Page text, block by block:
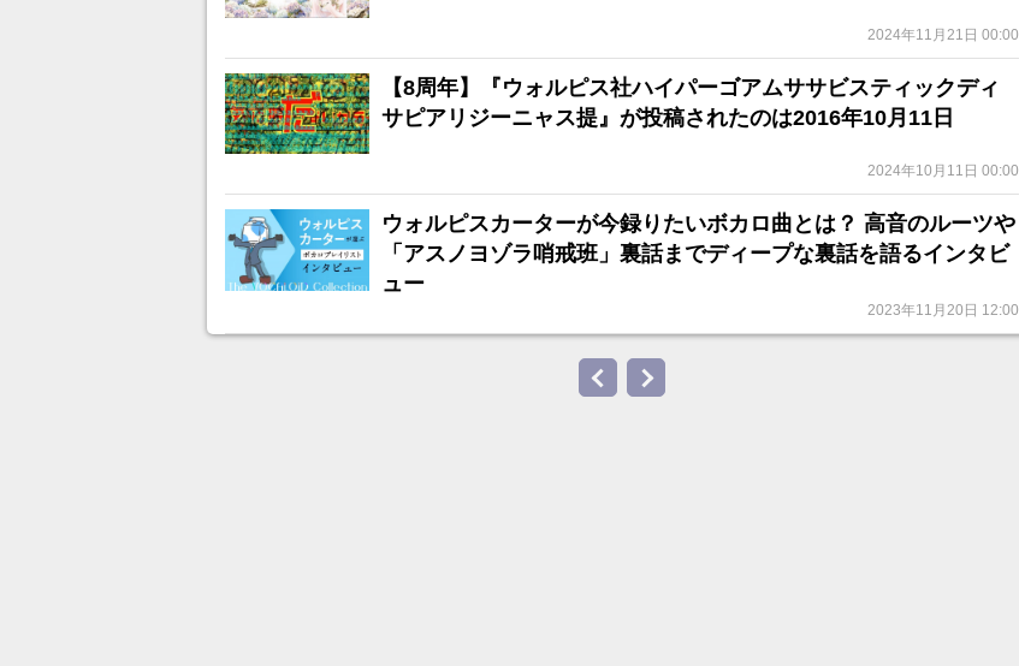
2024年11月21日 00:00
【8周年】『ウォルピス社ハイパーゴアムササビスティックディ
サピアリジーニャス提』が投稿されたのは2016年10月11日
2024年10月11日 00:00
ウォルピスカーターが今録りたいボカロ曲とは？ 高音のルーツや
「アスノヨゾラ哨戒班」裏話までディープな裏話を語るインタビ
ュー
2023年11月20日 12:00